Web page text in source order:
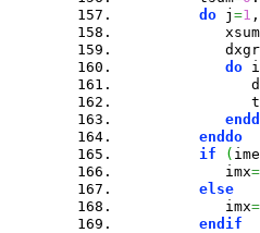
do j =1
            xsum
do i
enddo
if
(
            imx
=
else
            imx
=
endif